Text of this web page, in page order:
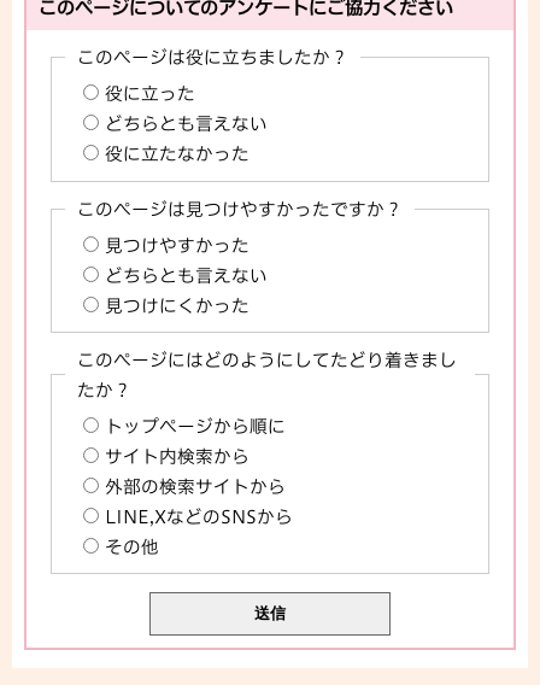
このページについてのアンケートにご協力ください
このページは役に立ちましたか？
役に立った
どちらとも言えない
役に立たなかった
このページは見つけやすかったですか？
見つけやすかった
どちらとも言えない
見つけにくかった
このページにはどのようにしてたどり着きまし
たか？
トップページから順に
サイト内検索から
外部の検索サイトから
LINE,XなどのSNSから
その他